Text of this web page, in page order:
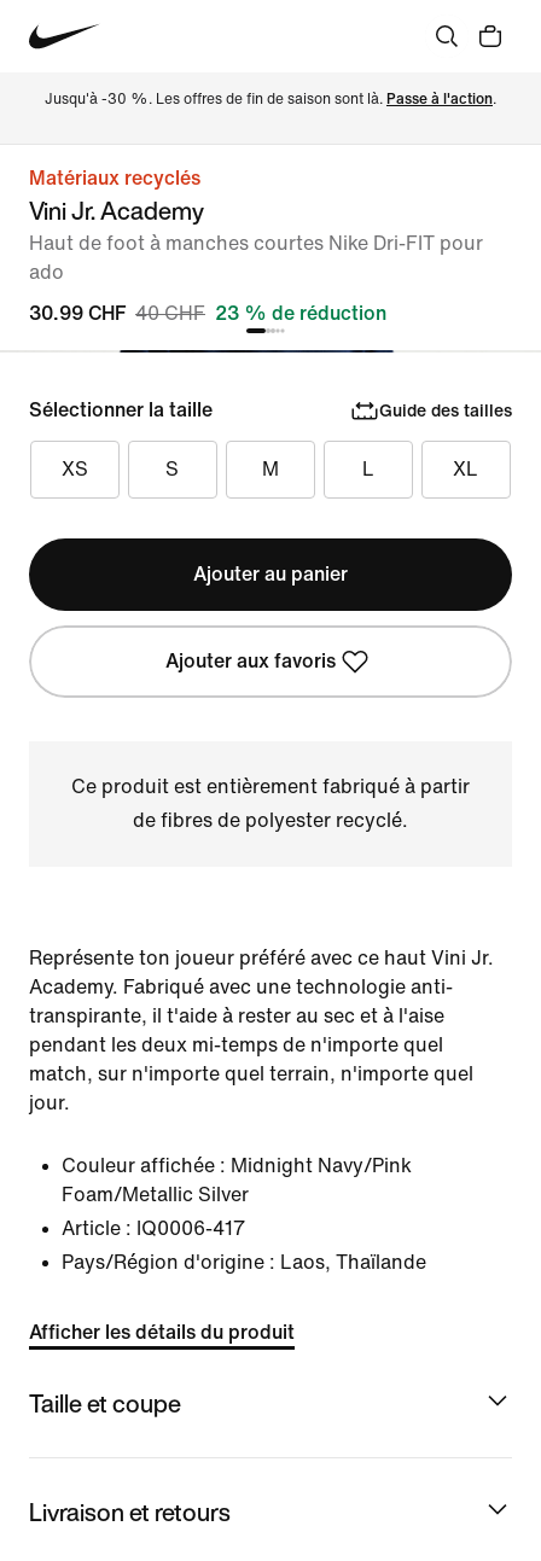
Jusqu'à -30 %. Les offres de fin de saison sont là. Passe à l'action.
Matériaux recyclés
Vini Jr. Academy
Haut de foot à manches courtes Nike Dri-FIT pour
ado
30.99 CHF 40 CHF 23 % de réduction
Sélectionner la taille Guide des tailles
XS S M L XL
Ajouter au panier
Ajouter aux favoris
Ce produit est entièrement fabriqué à partir
de fibres de polyester recyclé.
Représente ton joueur préféré avec ce haut Vini Jr.
Academy. Fabriqué avec une technologie anti-
transpirante, il t'aide à rester au sec et à l'aise
pendant les deux mi-temps de n'importe quel
match, sur n'importe quel terrain, n'importe quel
jour.
Couleur affichée : Midnight Navy/Pink
Foam/Metallic Silver
Article : IQ0006-417
Pays/Région d'origine : Laos, Thaïlande
Afficher les détails du produit
Taille et coupe
Livraison et retours